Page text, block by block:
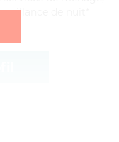
de nuit*